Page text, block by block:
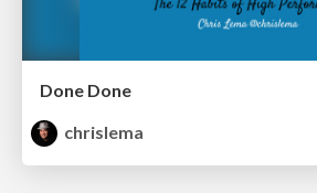
Done Done
chrislema